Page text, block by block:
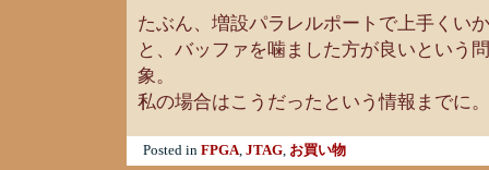
たぶん、増設パラレルポートで上手くい
と、バッファを噛ました方が良いという
象。
私の場合はこうだったという情報までに。
Posted in FPGA, JTAG, お買い物